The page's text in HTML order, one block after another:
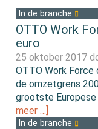
In de branche
OTTO Work
euro
25 oktober 2017
OTTO Work Force
de omzetgrens
grootste Europese
meer …]
In de branche